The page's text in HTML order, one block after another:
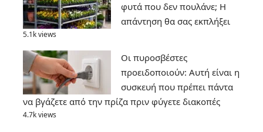
φυτά που δεν πουλάνε; Η
απάντηση θα σας εκπλήξει
5.1k views
Οι πυροσβέστες
προειδοποιούν: Αυτή είναι η
συσκευή που πρέπει πάντα
να βγάζετε από την πρίζα πριν φύγετε διακοπές
4.7k views